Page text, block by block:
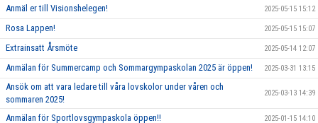
Anmäl er till Visionshelegen! 2025-05-15 15:12
Rosa Lappen! 2025-05-15 15:07
Extrainsatt Årsmöte 2025-05-14 12:07
Anmälan för Summercamp och Sommargympaskolan 2025 är öppen! 2025-03-31 13:15
Ansök om att vara ledare till våra lovskolor under våren och
sommaren 2025!
2025-03-13 14:39
Anmälan för Sportlovsgympaskola öppen!! 2025-01-15 14:10